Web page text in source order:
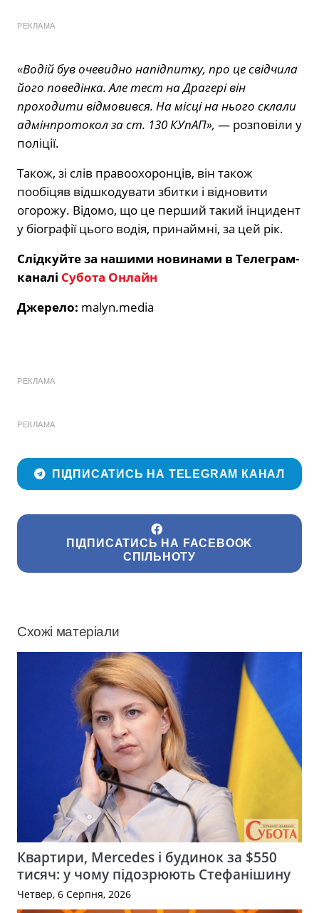
РЕКЛАМА
«Водій був очевидно напідпитку, про це свідчила
його поведінка. Але тест на Драгері він
проходити відмовився. На місці на нього склали
адмінпротокол за ст. 130 КУпАП», — розповіли у
поліції.
Також, зі слів правоохоронців, він також
пообіцяв відшкодувати збитки і відновити
огорожу. Відомо, що це перший такий інцидент
у біографії цього водія, принаймні, за цей рік.
Слідкуйте за нашими новинами в Телеграм-
каналі Субота Онлайн
Джерело: malyn.media
РЕКЛАМА
РЕКЛАМА
ПІДПИСАТИСЬ НА TELEGRAM КАНАЛ
ПІДПИСАТИСЬ НА FACEBOOK
СПІЛЬНОТУ
Схожі матеріали
Квартири, Mercedes і будинок за $550
тисяч: у чому підозрюють Стефанішину
Четвер, 6 Серпня, 2026